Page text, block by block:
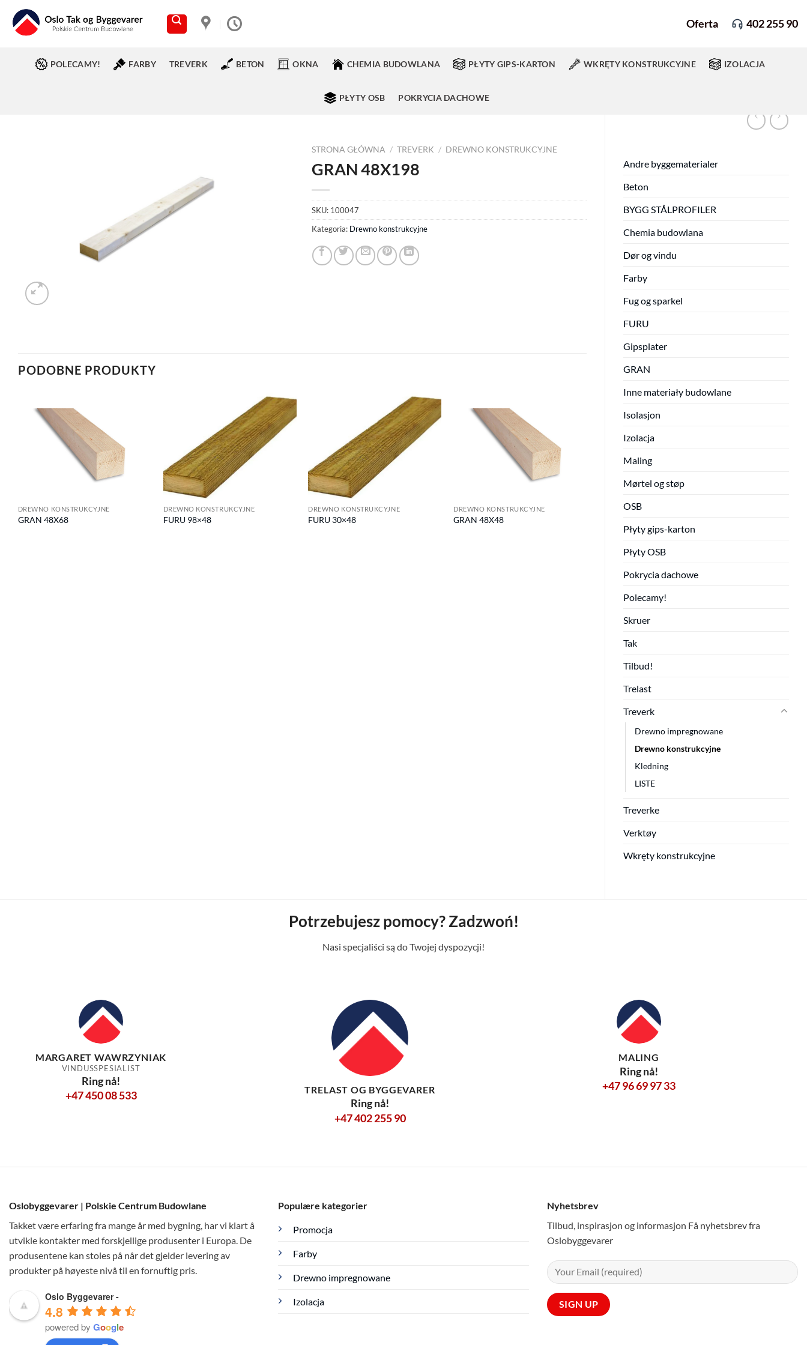
content
Oferta 402 255 90
POLECAMY! FARBY TREVERK BETON OKNA CHEMIA BUDOWLANA PŁYTY GIPS-KARTON WKRĘTY KONSTRUKCYJNE IZOLACJA
PŁYTY OSB POKRYCIA DACHOWE
Andre byggematerialer
Beton
BYGG STÅLPROFILER
Chemia budowlana
Dør og vindu
Farby
Fug og sparkel
FURU
Gipsplater
GRAN
Inne materiały budowlane
Isolasjon
Izolacja
Maling
Mørtel og støp
OSB
Płyty gips-karton
Płyty OSB
Pokrycia dachowe
Polecamy!
Skruer
Tak
Tilbud!
Trelast
Treverk
Drewno impregnowane
Drewno konstrukcyjne
Kledning
LISTE
Treverke
Verktøy
Wkręty konstrukcyjne
STRONA GŁÓWNA / TREVERK / DREWNO KONSTRUKCYJNE
GRAN 48X198
SKU: 100047
Kategoria: Drewno konstrukcyjne
PODOBNE PRODUKTY
DREWNO KONSTRUKCYJNE
GRAN 48X68
DREWNO KONSTRUKCYJNE
FURU 98×48
DREWNO KONSTRUKCYJNE
FURU 30×48
DREWNO KONSTRUKCYJNE
GRAN 48X48
Potrzebujesz pomocy? Zadzwoń!
Nasi specjaliści są do Twojej dyspozycji!
MARGARET WAWRZYNIAK
VINDUSSPESIALIST
Ring nå!
+47 450 08 533
TRELAST OG BYGGEVARER
Ring nå!
+47 402 255 90
MALING
Ring nå!
+47 96 69 97 33
Oslobyggevarer | Polskie Centrum Budowlane
Takket være erfaring fra mange år med bygning, har vi klart å
utvikle kontakter med forskjellige produsenter i Europa. De
produsentene kan stoles på når det gjelder levering av
produkter på høyeste nivå til en fornuftig pris.
Oslo Byggevarer -
4.8
powered by Google
Populære kategorier
Promocja
Farby
Drewno impregnowane
Izolacja
Nyhetsbrev
Tilbud, inspirasjon og informasjon Få nyhetsbrev fra
Oslobyggevarer